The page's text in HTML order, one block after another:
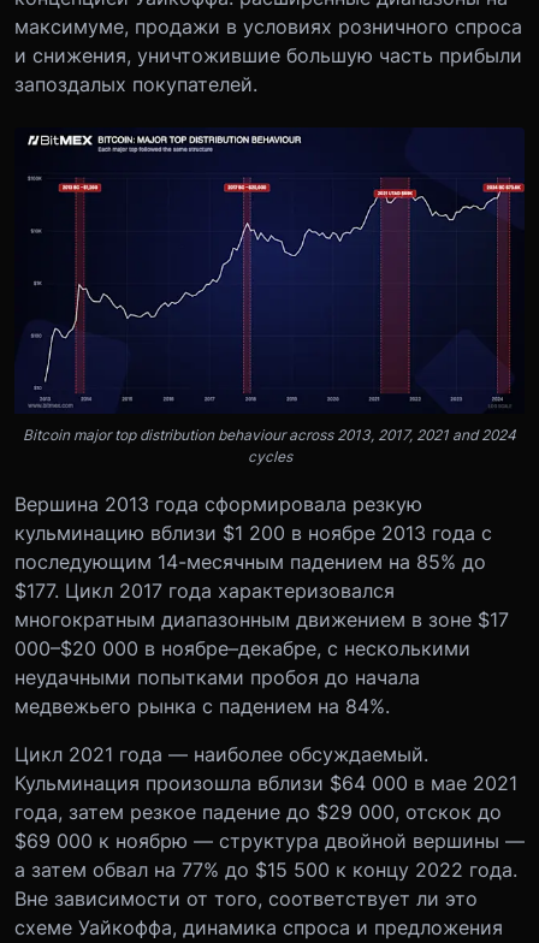
максимуме, продажи в условиях розничного спроса
и снижения, уничтожившие большую часть прибыли
запоздалых покупателей.
Bitcoin major top distribution behaviour across 2013, 2017, 2021 and 2024
cycles
Вершина 2013 года сформировала резкую
кульминацию вблизи $1 200 в ноябре 2013 года с
последующим 14-месячным падением на 85% до
$177. Цикл 2017 года характеризовался
многократным диапазонным движением в зоне $17
000–$20 000 в ноябре–декабре, с несколькими
неудачными попытками пробоя до начала
медвежьего рынка с падением на 84%.
Цикл 2021 года — наиболее обсуждаемый.
Кульминация произошла вблизи $64 000 в мае 2021
года, затем резкое падение до $29 000, отскок до
$69 000 к ноябрю — структура двойной вершины —
а затем обвал на 77% до $15 500 к концу 2022 года.
Вне зависимости от того, соответствует ли это
схеме Уайкоффа, динамика спроса и предложения